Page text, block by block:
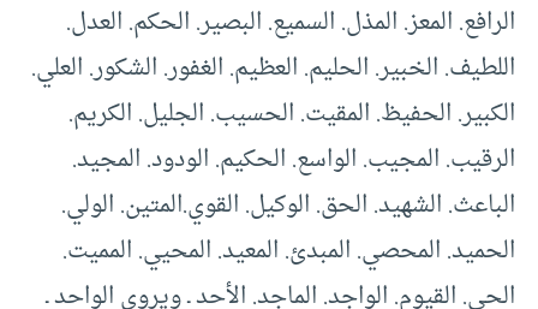
الرافع‏.‏ المعز‏.‏ المذل‏.‏ السميع‏.‏ البصير‏.‏ الحكم‏.‏ العدل‏.‏
اللطيف‏.‏ الخبير‏.‏ الحليم‏.‏ العظيم‏.‏ الغفور‏.‏ الشكور‏.‏ العلي‏.‏
الكبير‏.‏ الحفيظ‏.‏ المقيت‏.‏ الحسيب‏.‏ الجليل‏.‏ الكريم‏.‏
الرقيب‏.‏ المجيب‏.‏ الواسع‏.‏ الحكيم‏.‏ الودود‏.‏ المجيد‏.‏
الباعث‏.‏ الشهيد‏.‏ الحق‏.‏ الوكيل‏.‏ القوي‏.‏المتين‏.‏ الولي‏.‏
الحميد‏.‏ المحصي‏.‏ المبدئ‏.‏ المعيد‏.‏ المحيي‏.‏ المميت‏.‏
الحي‏.‏ القيوم‏.‏ الواجد‏.‏ الماجد‏.‏ الأحد ـ ويروي الواحد ـ